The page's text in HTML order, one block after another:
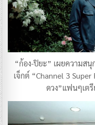
“ก้อง-ปิยะ” เผยความสนุ
เจ็กต์ “Channel 3
ดวง”แฟนๆเต